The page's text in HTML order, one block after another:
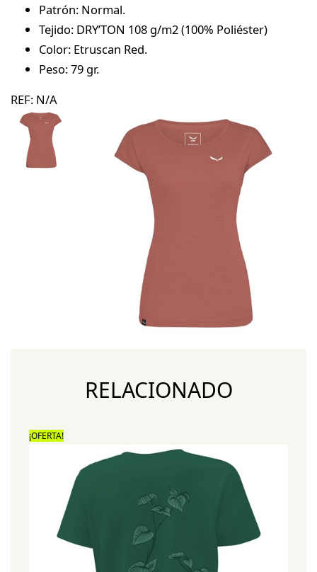
Patrón: Normal.
Tejido: DRY’TON 108 g/m2 (100% Poliéster)
Color: Etruscan Red.
Peso: 79 gr.
REF: N/A
RELACIONADO
¡OFERTA!